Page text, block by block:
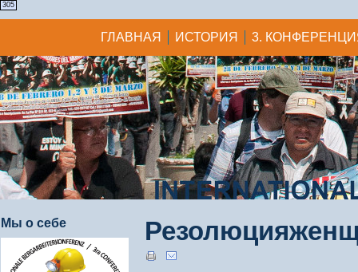
ГЛАВНАЯ ИСТОРИЯ 3.
Мы о себе
305